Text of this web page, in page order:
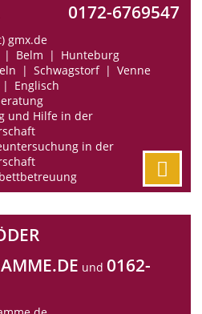
0172-6769547
gmx.de
Belm
Hunteburg
Schwagstorf
Venne
Englisch
und Hilfe in der
in der
und 0162-